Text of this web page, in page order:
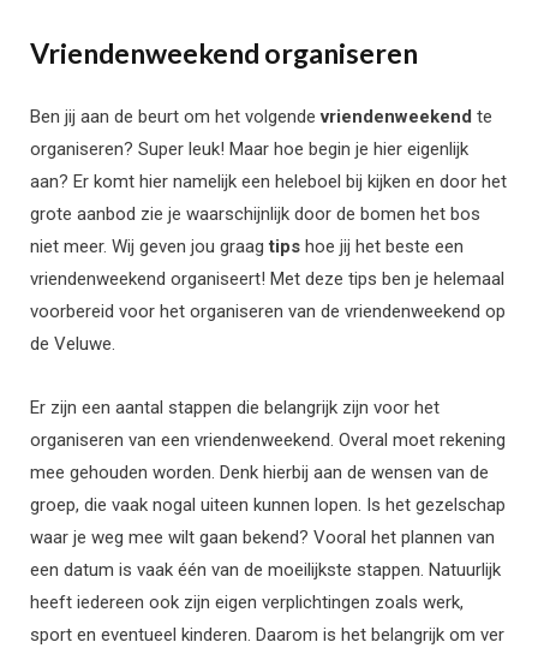
Vriendenweekend organiseren
Ben jij aan de beurt om het volgende vriendenweekend te
organiseren? Super leuk! Maar hoe begin je hier eigenlijk
aan? Er komt hier namelijk een heleboel bij kijken en door het
grote aanbod zie je waarschijnlijk door de bomen het bos
niet meer. Wij geven jou graagtips hoe jij het beste een
vriendenweekend organiseert! Met deze tips ben je helemaal
voorbereid voor het organiseren van de vriendenweekend op
de Veluwe.
Er zijn een aantal stappen die belangrijk zijn voor het
organiseren van een vriendenweekend. Overal moet rekening
mee gehouden worden. Denk hierbij aan de wensen van de
groep, die vaak nogal uiteen kunnen lopen. Is het gezelschap
waar je weg mee wilt gaan bekend? Vooral het plannen van
een datum is vaak één van de moeilijkste stappen. Natuurlijk
heeft iedereen ook zijn eigen verplichtingen zoals werk,
sport en eventueel kinderen. Daarom is het belangrijk om ver